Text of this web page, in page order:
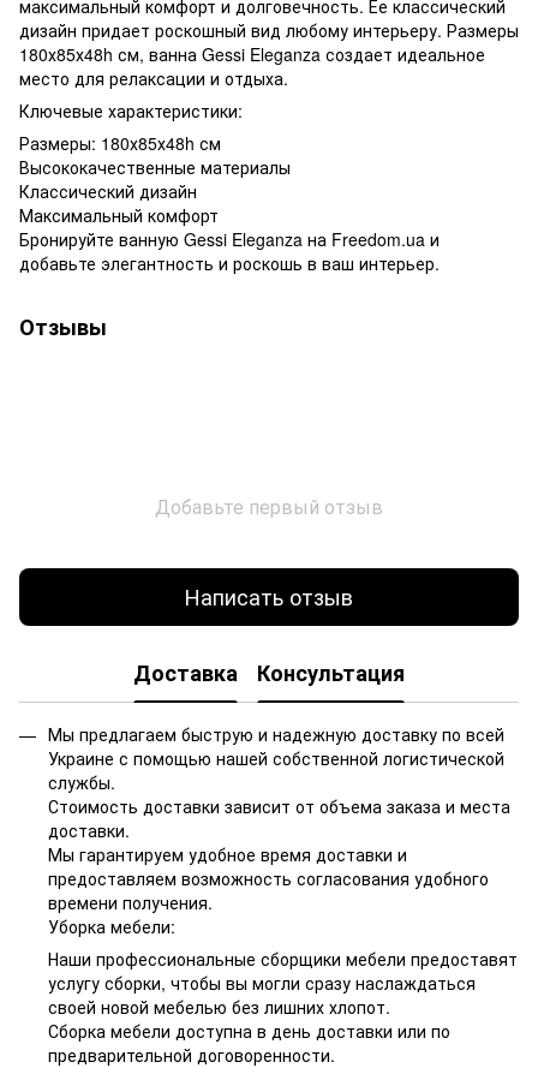
максимальный комфорт и долговечность. Ее классический
дизайн придает роскошный вид любому интерьеру. Размеры
180х85х48h см, ванна Gessi Eleganza создает идеальное
место для релаксации и отдыха.
Ключевые характеристики:
Размеры: 180х85х48h см
Высококачественные материалы
Классический дизайн
Максимальный комфорт
Бронируйте ванную Gessi Eleganza на Freedom.ua и
добавьте элегантность и роскошь в ваш интерьер.
Отзывы
Добавьте первый отзыв
Написать отзыв
Доставка Консультация
Мы предлагаем быструю и надежную доставку по всей
Украине с помощью нашей собственной логистической
службы.
Стоимость доставки зависит от объема заказа и места
доставки.
Мы гарантируем удобное время доставки и
предоставляем возможность согласования удобного
времени получения.
Уборка мебели:
Наши профессиональные сборщики мебели предоставят
услугу сборки, чтобы вы могли сразу наслаждаться
своей новой мебелью без лишних хлопот.
Сборка мебели доступна в день доставки или по
предварительной договоренности.